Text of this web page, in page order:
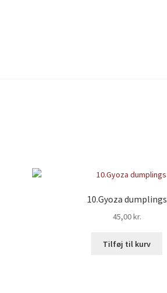
10.Gyoza dumplings
45,00kr.
Tilføj til kurv